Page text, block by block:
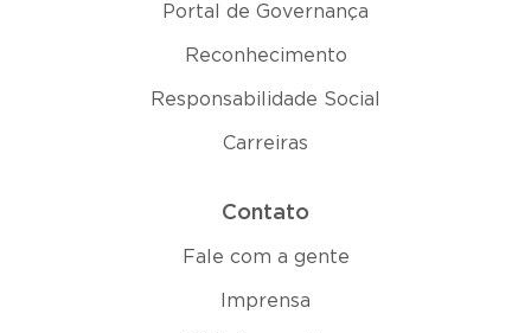
Portal de Governança
Reconhecimento
Responsabilidade Social
Carreiras
Contato
Fale com a gente
Imprensa